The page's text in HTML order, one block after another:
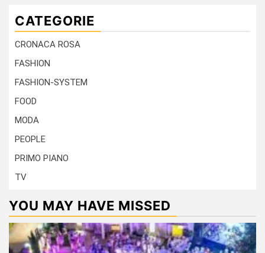
CATEGORIE
CRONACA ROSA
FASHION
FASHION-SYSTEM
FOOD
MODA
PEOPLE
PRIMO PIANO
TV
YOU MAY HAVE MISSED